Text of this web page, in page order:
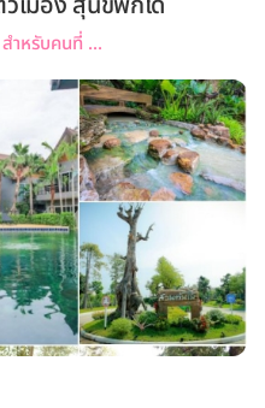
ำหรับคนที่ ...